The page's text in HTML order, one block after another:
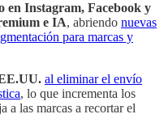
en Instagram, Facebook y
e IA, abriendo nuevas
para marcas y
al eliminar el envío
, lo que incrementa los
a las marcas a recortar el